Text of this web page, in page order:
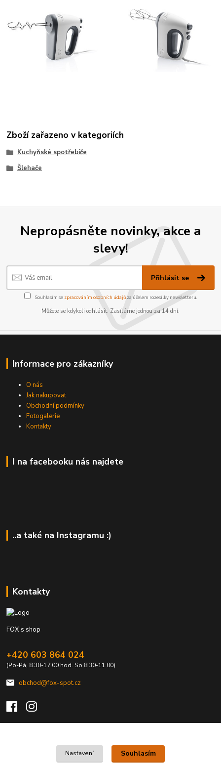
Zboží zařazeno v kategoriích
Kuchyňské spotřebiče
Šlehače
Nepropásněte novinky, akce a
slevy!
Přihlásit se
Souhlasím se zpracováním osobních údajůza účelem rozesílky newsletteru.
Můžete se kdykoli odhlásit. Zasíláme jednou za 14 dní.
Informace pro zákazníky
O nás
Jak nakupovat
Obchodní podmínky
Fotogalerie
Kontakty
I na facebooku nás najdete
..a také na Instagramu :)
Kontakty
FOX's shop
+420 603 864 024
(Po-Pá, 8.30-17.00 hod. So 8.30-11.00)
obchod@fox-spot.cz
Upravit sběr cookies.
Nastavení Souhlasím